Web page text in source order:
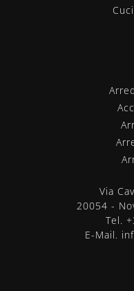
Via
20054 -
Tel.
E-Mail.